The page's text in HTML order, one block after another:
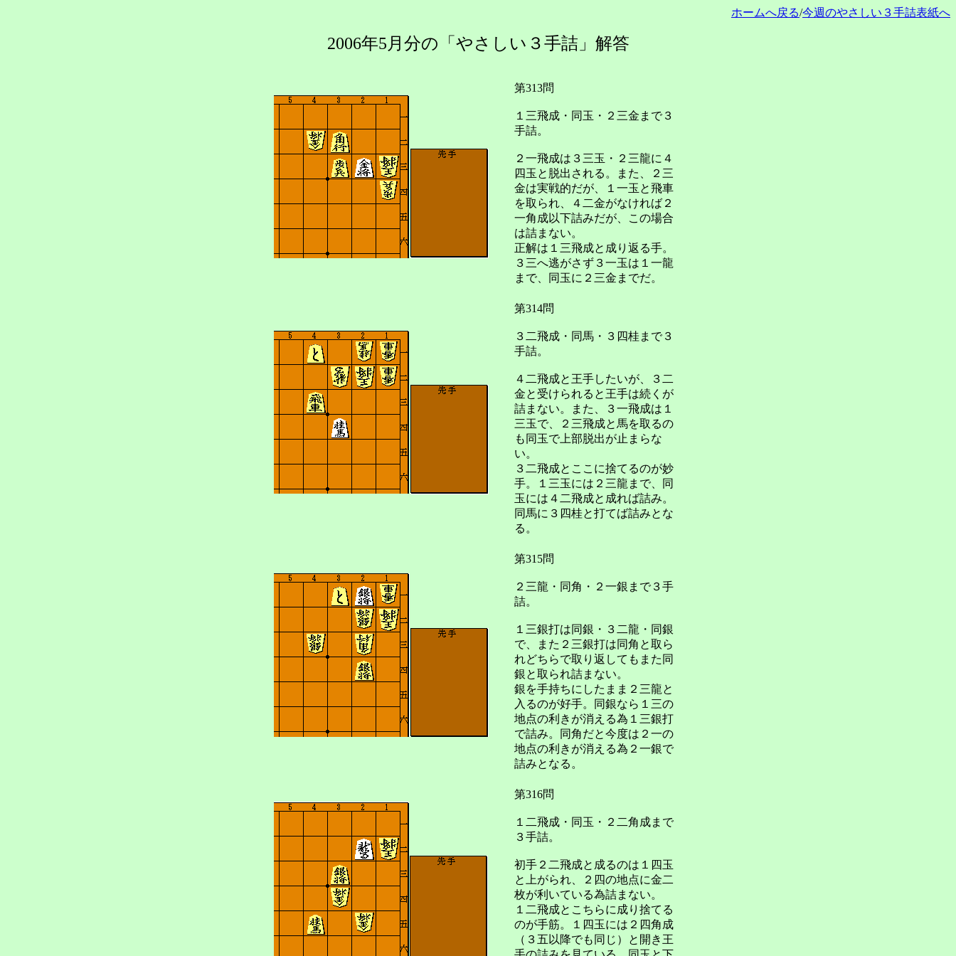
ホームへ戻る/今週のやさしい３手詰表紙へ
2006年5月分の「やさしい３手詰」解答
第313問
１三飛成・同玉・２三金まで３
手詰。
２一飛成は３三玉・２三龍に４
四玉と脱出される。また、２三
金は実戦的だが、１一玉と飛車
を取られ、４二金がなければ２
一角成以下詰みだが、この場合
は詰まない。
正解は１三飛成と成り返る手。
３三へ逃がさず３一玉は１一龍
まで、同玉に２三金までだ。
第314問
３二飛成・同馬・３四桂まで３
手詰。
４二飛成と王手したいが、３二
金と受けられると王手は続くが
詰まない。また、３一飛成は１
三玉で、２三飛成と馬を取るの
も同玉で上部脱出が止まらな
い。
３二飛成とここに捨てるのが妙
手。１三玉には２三龍まで、同
玉には４二飛成と成れば詰み。
同馬に３四桂と打てば詰みとな
る。
第315問
２三龍・同角・２一銀まで３手
詰。
１三銀打は同銀・３二龍・同銀
で、また２三銀打は同角と取ら
れどちらで取り返してもまた同
銀と取られ詰まない。
銀を手持ちにしたまま２三龍と
入るのが好手。同銀なら１三の
地点の利きが消える為１三銀打
で詰み。同角だと今度は２一の
地点の利きが消える為２一銀で
詰みとなる。
第316問
１二飛成・同玉・２二角成まで
３手詰。
初手２二飛成と成るのは１四玉
と上がられ、２四の地点に金二
枚が利いている為詰まない。
１二飛成とこちらに成り捨てる
のが手筋。１四玉には２四角成
（３五以降でも同じ）と開き王